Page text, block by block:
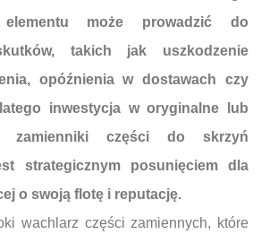
może prowadzić do
takich jak uszkodzenie
opóźnienia w dostawach czy
inwestycja w oryginalne lub
zamienniki części do skrzyń
strategicznym posunięciem dla
o swoją flotę i reputację.
wachlarz części zamiennych, które